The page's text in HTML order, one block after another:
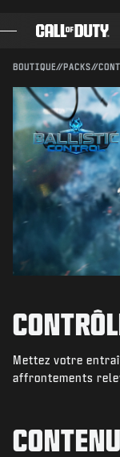
JEUX
PASSE DE COMBAT
BLACK CELL
POINTS COD
BOUTIQUE
COMBAT BUILDS
JEUX
ACTUS
ESPORT
BOUTIQUE//PACKS//
Compatible
Activision peut
ce contenu en
Mettez votre
affrontements